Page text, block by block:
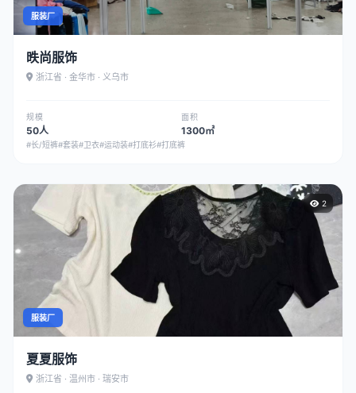
服装厂
昳尚服饰
浙江省 · 金华市 · 义乌市
规模
50人
面积
1300㎡
#长/短裤#套装#卫衣#运动装#打底衫#打底裤
2
服装厂
夏夏服饰
浙江省 · 温州市 · 瑞安市